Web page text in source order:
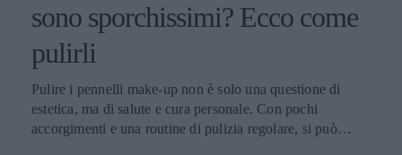
sono sporchissimi? Ecco come
pulirli
Pulire i pennelli make-up non è solo una questione di
estetica, ma di salute e cura personale. Con pochi
accorgimenti e una routine di pulizia regolare, si può